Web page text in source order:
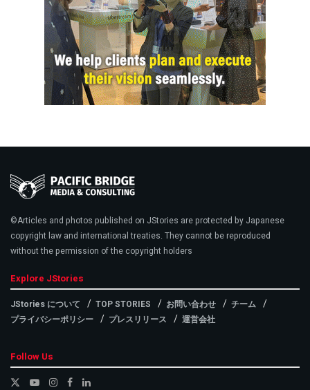
©Articles and photos published on JStories are protected by Japanese
copyright law and international treaties. They cannot be reproduced
without the permission of the copyright holders
Explore JStories
JStories について TOP STORIES お問い合わせ
チーム
プライバシーポリシー
プレスリリース 運営会社
Follow Us